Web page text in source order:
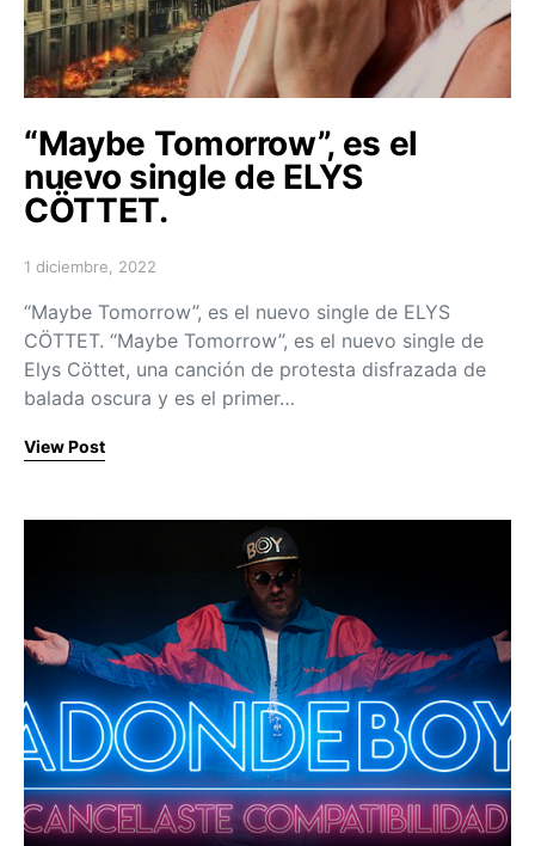
“Maybe Tomorrow”, es el
nuevo single de ELYS
CÖTTET.
Posted on
1 diciembre, 2022
“Maybe Tomorrow”, es el nuevo single de ELYS
CÖTTET. “Maybe Tomorrow”, es el nuevo single de
Elys Cöttet, una canción de protesta disfrazada de
balada oscura y es el primer…
View Post